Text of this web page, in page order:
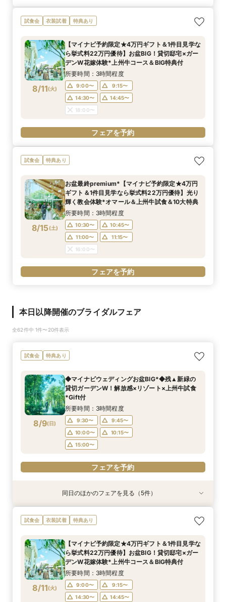
試食会 衣装試着 特典あり
8/11(火)
【マイナビ予約限定★4万円ギフト＆1件目見学な
ら挙式料22万円優待】お盆BIG！貸切邸宅×ガー
デンW花嫁体験*上州牛コース＆BIG特典付
所要時間：3時間程度
9:00〜
9:15〜
14:30〜
14:45〜
18:00〜
フェアを予約
試食会 特典あり
8/15(土)
お盆最終premium*【マイナビ予約限定★4万円
ギフト＆1件目見学なら挙式料22万円優待】光り
輝く教会体験*オマール＆上州牛試食＆10大特典
所要時間：3時間程度
10:30〜
10:45〜
11:00〜
11:15〜
16:00〜
フェアを予約
本日以降開催のブライダルフェア
全62件中 1件〜20件表示
試食会 特典あり
8/9(日)
◆マイナビウェディングお盆BIG*◆残▲新緑の
貸切ガーデンW！解放感×リゾート×上州牛試食
*Gift付
所要時間：3時間程度
9:30〜
9:45〜
10:00〜
10:15〜
15:00〜
フェアを予約
特典あり
8/9(日)
【よくばりALL体験】自然溢れる挙式体験＆10大
特典＆上州牛コース試食
9:00〜
9:15〜
14:30〜
14:45〜
18:00〜
フェアを予約
特典あり
8/9(日)
＼県内随一の貸切ガーデン／光輝く水×緑のチャ
ペル＆憧れドレス特典×とろける上州牛コース試
所要時間：2時間30分程度
9:30〜
9:45〜
10:00〜
10:15〜
15:00〜
特典あり
8/9(日)
【おもてなし◎料理ランクUP特典】New貸切邸
宅体験×上州牛試食
9:30〜
9:45〜
10:00〜
10:15〜
15:00〜
フェアを予約
特典あり
8/9(日)
限定1組★マタニティ限定特典＆”安心”見積相談
×森のチャペル
9:30〜
9:45〜
10:00〜
10:15〜
15:00〜
フェアを予約
特典あり
8/9(日)
【少人数会食プラン】貸切邸宅で叶えるアット
ホームウェディング♪限定プラン＆衣装優待付き
9:30〜
9:45〜
10:00〜
10:15〜
15:00〜
フェアを予約
同日のほかのフェアを見る（5件）
試食会 衣装試着 特典あり
8/11(火)
【マイナビ予約限定★4万円ギフト＆1件目見学な
ら挙式料22万円優待】お盆BIG！貸切邸宅×ガー
デンW花嫁体験*上州牛コース＆BIG特典付
所要時間：3時間程度
9:00〜
9:15〜
14:30〜
14:45〜